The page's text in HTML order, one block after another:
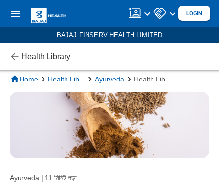
LOGIN
BAJAJ FINSERV HEALTH LIMITED
Health Library
Home Health Lib Ayurveda Health Lib
Ayurveda | 11 মিনিট পড়া